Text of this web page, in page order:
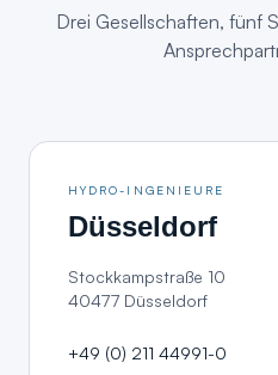
Drei Gesellschaften, fünf
HYDRO-INGENIEURE
Düsseldorf
Stockkampstraße 10
40477 Düsseldorf
+49 (0) 211 44991-0